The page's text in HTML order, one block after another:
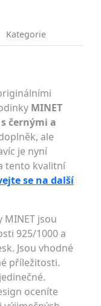
Kategorie
MINET
černými a
ale
je nyní
tento kvalitní
se na další
MINET jsou
925/1000 a
Jsou vhodné
příležitosti.
oceníte